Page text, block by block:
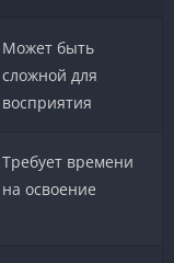
Может быть
сложной для
восприятия
Требует времени
на освоение